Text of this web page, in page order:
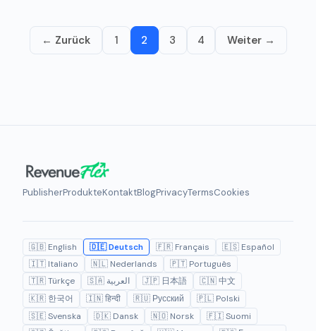
← Zurück 1 2 3 4 Weiter →
PublisherProdukteKontaktBlogPrivacyTermsCookies
🇬🇧 English 🇩🇪 Deutsch 🇫🇷 Français
🇪🇸 Español
🇮🇹 Italiano
🇳🇱 Nederlands
🇵🇹 Português
🇹🇷 Türkçe
🇸🇦 العربية 🇯🇵 日本語
🇨🇳 中文
🇰🇷 한국어
🇮🇳 हिन्दी 🇷🇺 Русский
🇵🇱 Polski
🇸🇪 Svenska
🇩🇰 Dansk 🇳🇴 Norsk
🇫🇮 Suomi